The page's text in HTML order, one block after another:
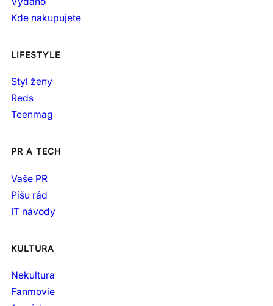
Kde nakupujete
LIFESTYLE
Styl ženy
Reds
Teenmag
PR A TECH
Vaše PR
Píšu rád
IT návody
KULTURA
Nekultura
Fanmovie